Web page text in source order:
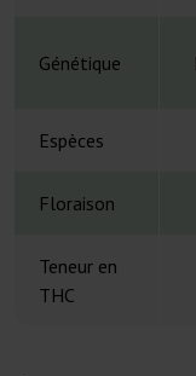
Génétique
Espèces
Floraison
Teneur en
THC